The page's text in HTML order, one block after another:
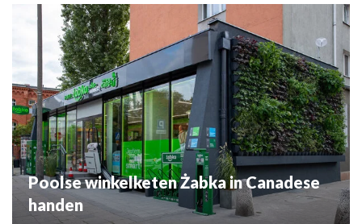
Poolse winkelketen Żabka in Canadese
handen